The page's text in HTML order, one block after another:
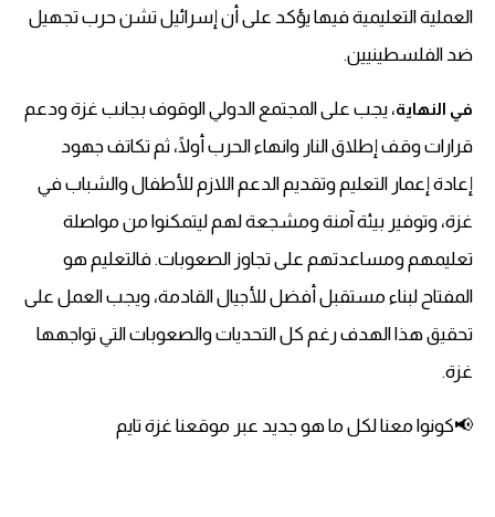
العملية التعليمية فيها يؤكد على أن إسرائيل تشن حرب تجهيل
ضد الفلسطينيين.
في النهاية، يجب على المجتمع الدولي الوقوف بجانب غزة ودعم
قرارات وقف إطلاق النار وانهاء الحرب أولًا، ثم تكاتف جهود
إعادة إعمار التعليم وتقديم الدعم اللازم للأطفال والشباب في
غزة، وتوفير بيئة آمنة ومشجعة لهم ليتمكنوا من مواصلة
تعليمهم ومساعدتهم على تجاوز الصعوبات. فالتعليم هو
المفتاح لبناء مستقبل أفضل للأجيال القادمة، ويجب العمل على
تحقيق هذا الهدف رغم كل التحديات والصعوبات التي تواجهها
غزة.
📢كونوا معنا لكل ما هو جديد عبر موقعنا غزة تايم